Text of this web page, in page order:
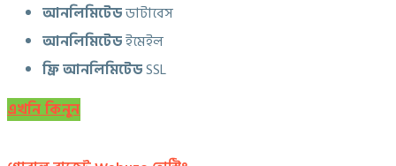
আনলিমিটেডডাটাবেস
আনলিমিটেডইমেইল
ফ্রি আনলিমিটেডSSL
এখনি কিনুন